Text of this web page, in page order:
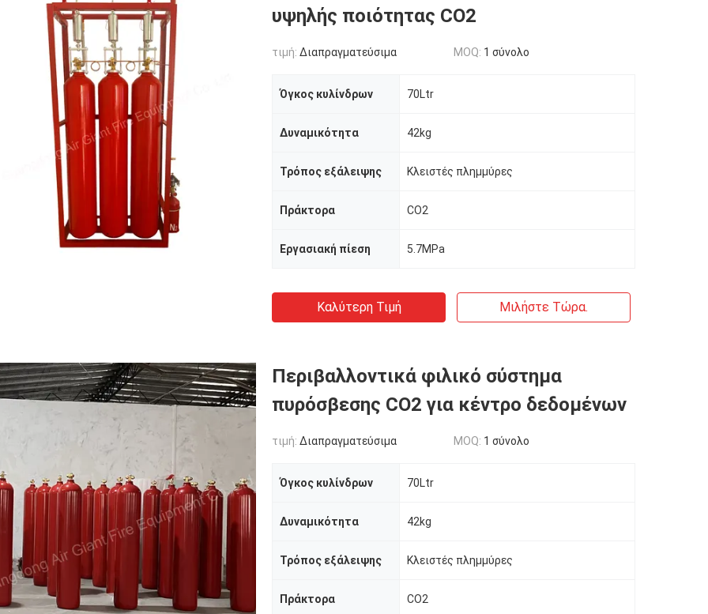
υψηλής ποιότητας CO2
τιμή: Διαπραγματεύσιμα MOQ: 1 σύνολο
Όγκος κυλίνδρων 70Ltr
Δυναμικότητα 42kg
Τρόπος εξάλειψης Κλειστές πλημμύρες
Πράκτορα CO2
Εργασιακή πίεση 5.7MPa
Καλύτερη Τιμή Μιλήστε Τώρα.
Περιβαλλοντικά φιλικό σύστημα
πυρόσβεσης CO2 για κέντρο δεδομένων
τιμή: Διαπραγματεύσιμα MOQ: 1 σύνολο
Όγκος κυλίνδρων 70Ltr
Δυναμικότητα 42kg
Τρόπος εξάλειψης Κλειστές πλημμύρες
Πράκτορα CO2